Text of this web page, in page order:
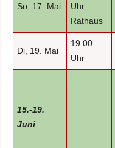
So, 17. Mai
Uhr
Rathaus
Di, 19. Mai
19.00
Uhr
15.-19.
Juni